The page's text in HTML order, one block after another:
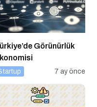
Görünürlük
7 ay önce